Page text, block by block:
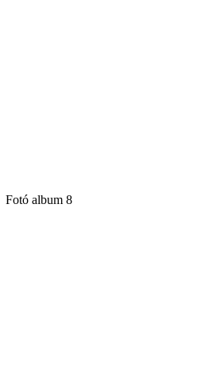
Fotó album 8